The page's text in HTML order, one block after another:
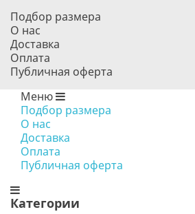
Подбор размера
О нас
Доставка
Оплата
Публичная оферта
Меню
Подбор размера
О нас
Доставка
Оплата
Публичная оферта
Категории